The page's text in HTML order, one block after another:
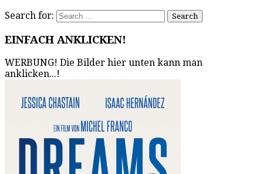
Search for:
EINFACH ANKLICKEN!
WERBUNG! Die Bilder hier unten kann man
anklicken...!